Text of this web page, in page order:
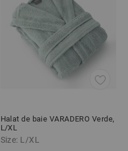
Halat de baie VARADERO Verde,
L/XL
Size: L/XL